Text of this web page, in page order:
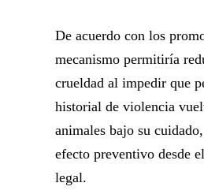
De acuerdo con los
mecanismo permitiría
crueldad al impedir que
historial de violencia
animales bajo su
efecto preventivo desde
legal.